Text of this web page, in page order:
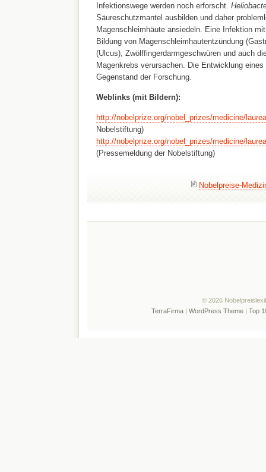
Infektionswege werden noch erforscht.
Säureschutzmantel ausbilden und daher
Magenschleimhäute ansiedeln. Eine Infektion
Bildung von Magenschleimhautentzündung
(Ulcus), Zwölffingerdarmgeschwüren und auch
Magenkrebs verursachen. Die Entwicklung
Gegenstand der Forschung.
Weblinks (mit Bildern):
http://nobelprize.org/nobel_prizes/medicine/
Nobelstiftung)
http://nobelprize.org/nobel_prizes/medicine/
(Pressemeldung der Nobelstiftung)
Nobelpreise-
© 2026
TerraFirma| WordPress Theme| Top